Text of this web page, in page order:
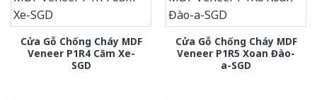
Cửa Gỗ Chống Cháy MDF
Veneer P1R4 Căm Xe-
SGD
Cửa Gỗ Chống Cháy MDF
Veneer P1R5 Xoan Đào-
a-SGD